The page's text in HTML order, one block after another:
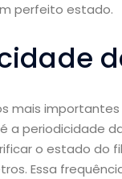
perfeito estado.
mais
é a periodicidade
o estado do
Essa